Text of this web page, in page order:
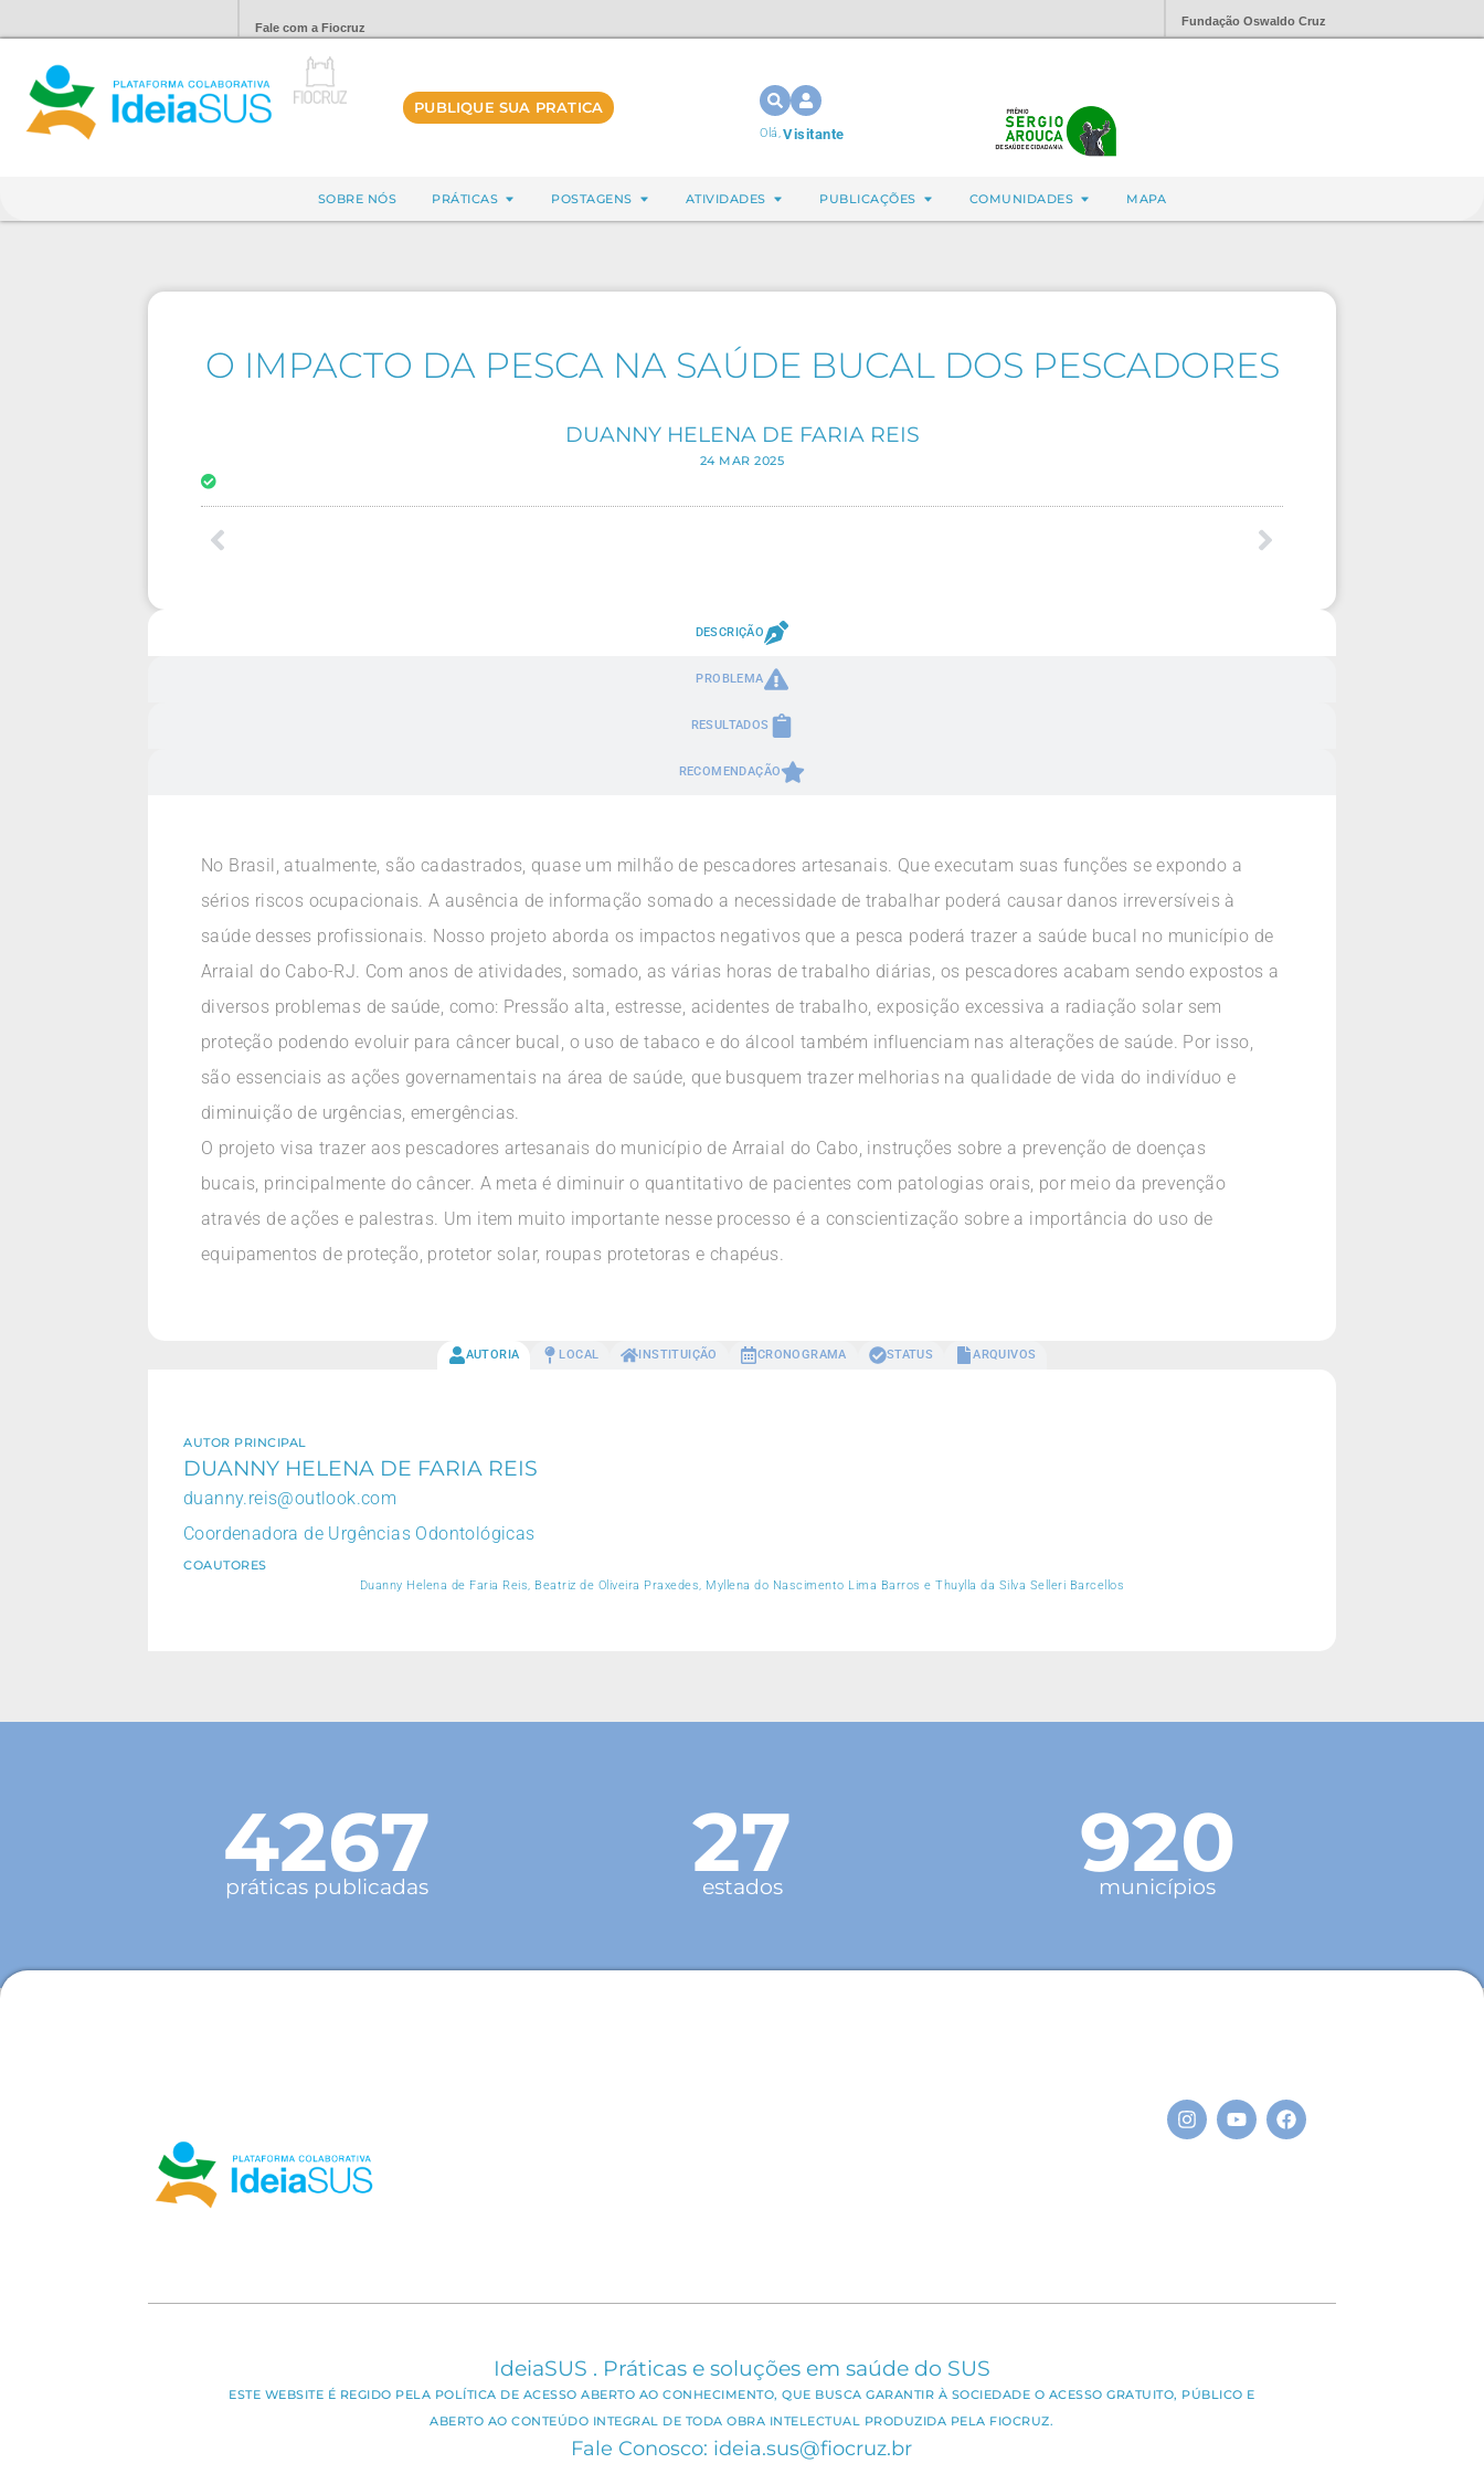
Fale com a Fiocruz Fundação Oswaldo Cruz
PUBLIQUE SUA PRATICA
Olá,Visitante
SOBRE NÓS PRÁTICAS POSTAGENS ATIVIDADES PUBLICAÇÕES COMUNIDADES MAPA
O IMPACTO DA PESCA NA SAÚDE BUCAL DOS PESCADORES
DUANNY HELENA DE FARIA REIS
24 MAR 2025
DESCRIÇÃO
PROBLEMA
RESULTADOS
RECOMENDAÇÃO
No Brasil, atualmente, são cadastrados, quase um milhão de pescadores artesanais. Que executam suas funções se expondo a
sérios riscos ocupacionais. A ausência de informação somado a necessidade de trabalhar poderá causar danos irreversíveis à
saúde desses profissionais. Nosso projeto aborda os impactos negativos que a pesca poderá trazer a saúde bucal no município de
Arraial do Cabo-RJ. Com anos de atividades, somado, as várias horas de trabalho diárias, os pescadores acabam sendo expostos a
diversos problemas de saúde, como: Pressão alta, estresse, acidentes de trabalho, exposição excessiva a radiação solar sem
proteção podendo evoluir para câncer bucal, o uso de tabaco e do álcool também influenciam nas alterações de saúde. Por isso,
são essenciais as ações governamentais na área de saúde, que busquem trazer melhorias na qualidade de vida do indivíduo e
diminuição de urgências, emergências.
O projeto visa trazer aos pescadores artesanais do município de Arraial do Cabo, instruções sobre a prevenção de doenças
bucais, principalmente do câncer. A meta é diminuir o quantitativo de pacientes com patologias orais, por meio da prevenção
através de ações e palestras. Um item muito importante nesse processo é a conscientização sobre a importância do uso de
equipamentos de proteção, protetor solar, roupas protetoras e chapéus.
AUTORIA LOCAL INSTITUIÇÃO CRONOGRAMA STATUS ARQUIVOS
AUTOR PRINCIPAL
DUANNY HELENA DE FARIA REIS
duanny.reis@outlook.com
Coordenadora de Urgências Odontológicas
COAUTORES
Duanny Helena de Faria Reis, Beatriz de Oliveira Praxedes, Myllena do Nascimento Lima Barros e Thuylla da Silva Selleri Barcellos
4267
práticas publicadas 27
estados 920
municípios
IdeiaSUS . Práticas e soluções em saúde do SUS
ESTE WEBSITE É REGIDO PELA POLÍTICA DE ACESSO ABERTO AO CONHECIMENTO, QUE BUSCA GARANTIR À SOCIEDADE O ACESSO GRATUITO, PÚBLICO E
ABERTO AO CONTEÚDO INTEGRAL DE TODA OBRA INTELECTUAL PRODUZIDA PELA FIOCRUZ.
Fale Conosco: ideia.sus@fiocruz.br